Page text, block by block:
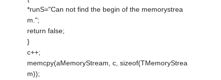
*runS="Can not find the begin of the memorystrea
m.";
return false;
}
c++;
memcpy(aMemoryStream, c, sizeof(TMemoryStrea
m));